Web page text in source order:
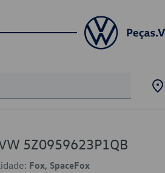
5Z0959623P1QB
Fox, SpaceFox